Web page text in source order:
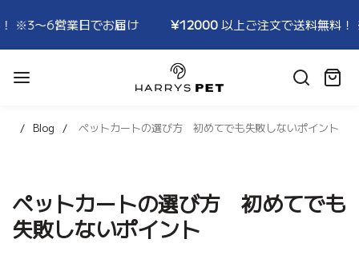
6営業日でお届け ¥12000以上ご注文で送料無料！ ※3〜
HARRYSPET
カ
ト:
Blog ペットカートの選び方 初めてでも失敗しないポイント
ペットカートの選び方 初めてでも
失敗しないポイント